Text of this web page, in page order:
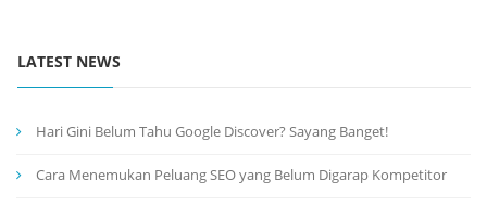
LATEST NEWS
Hari Gini Belum Tahu Google Discover? Sayang Banget!
Cara Menemukan Peluang SEO yang Belum Digarap Kompetitor